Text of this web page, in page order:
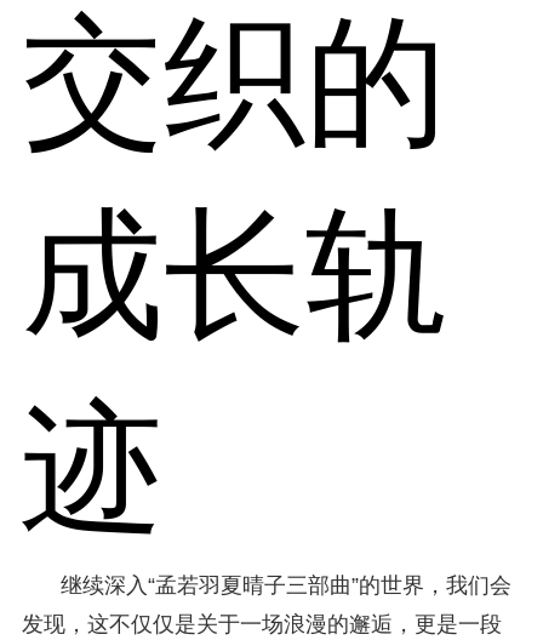
交织的
成长轨
迹
继续深入“孟若羽夏晴子三部曲”的世界，我们会
发现，这不仅仅是关于一场浪漫的邂逅，更是一段